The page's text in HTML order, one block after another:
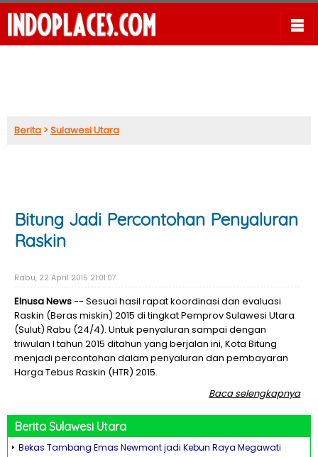
Berita >Sulawesi Utara
Bitung Jadi Percontohan Penyaluran
Raskin
Rabu, 22 April 2015 21:01:07
Elnusa News-- Sesuai hasil rapat koordinasi dan evaluasi
Raskin (Beras miskin) 2015 di tingkat Pemprov Sulawesi Utara
(Sulut) Rabu (24/4). Untuk penyaluran sampai dengan
triwulan I tahun 2015 ditahun yang berjalan ini, Kota Bitung
menjadi percontohan dalam penyaluran dan pembayaran
Harga Tebus Raskin (HTR) 2015.
Baca selengkapnya
Berita Sulawesi Utara
Bekas Tambang Emas Newmont jadi Kebun Raya Megawati